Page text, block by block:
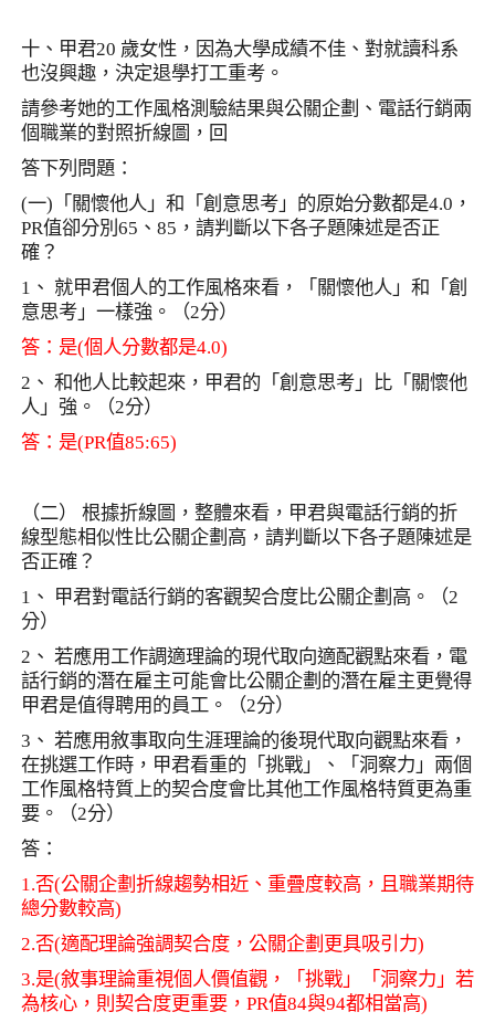
十、甲君20 歲女性，因為大學成績不佳、對就讀科系
也沒興趣，決定退學打工重考。
請參考她的工作風格測驗結果與公關企劃、電話行銷兩
個職業的對照折線圖，回
答下列問題：
(一) 「關懷他人」和「創意思考」的原始分數都是4.0 ，
PR值卻分別 65 、 85 ，請判斷以下各子題陳述是否正
確？
1 、 就甲君個人的工作風格來看，「關懷他人」和「創
意思考」一樣強。（2分）
答：是(個人分數都是4.0)
2 、 和他人比較起來，甲君的「創意思考」比「關懷他
人」強。（2分）
答：是(PR值85:65)
（二） 根據折線圖，整體來看，甲君與電話行銷的折
線型態相似性比公關企劃高，請判斷以下各子題陳述是
否正確？
1 、 甲君對電話行銷的客觀契合度比公關企劃高。（2
分）
2 、 若應用工作調適理論的現代取向適配觀點來看，電
話行銷的潛在雇主可能會比公關企劃的潛在雇主更覺得
甲君是值得聘用的員工。（2分）
3 、 若應用敘事取向生涯理論的後現代取向觀點來看，
在挑選工作時，甲君看重的「挑戰」、「洞察力」兩個
工作風格特質上的契合度會比其他工作風格特質更為重
要。（2分）
答：
1.否(公關企劃折線趨勢相近、重疊度較高，且職業期待
總分數較高)
2.否(適配理論強調契合度，公關企劃更具吸引力)
3.是(敘事理論重視個人價值觀，「挑戰」「洞察力」若
為核心，則契合度更重要， PR值84與94都相當高)